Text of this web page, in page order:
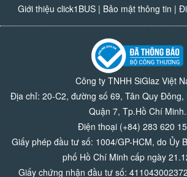
Giới thiệu click1BUS| Bảo mật thông tin |
Công ty TNHH SiGlaz Việt
Địa chỉ: 20-C2, đường số 69, Tân Quy Đông,
Quận 7, Tp.Hồ Chí Minh.
Điện thoại (+84) 283 620
Giấy phép đầu tư số: 1004/GP-HCM, do Ủy
phố Hồ Chí Minh cấp ngày
Giấy chứng nhận đầu tư số: